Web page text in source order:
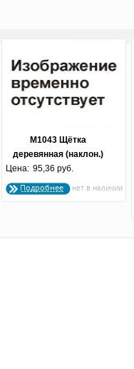
М1043 Щётка
деревянная (наклон.)
жёсткая (300х50х135)
Цена: 95,36 руб.
Подробнее